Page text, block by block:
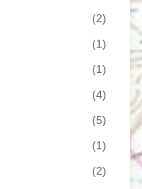
(2)
(1)
(1)
(4)
(5)
(1)
(2)